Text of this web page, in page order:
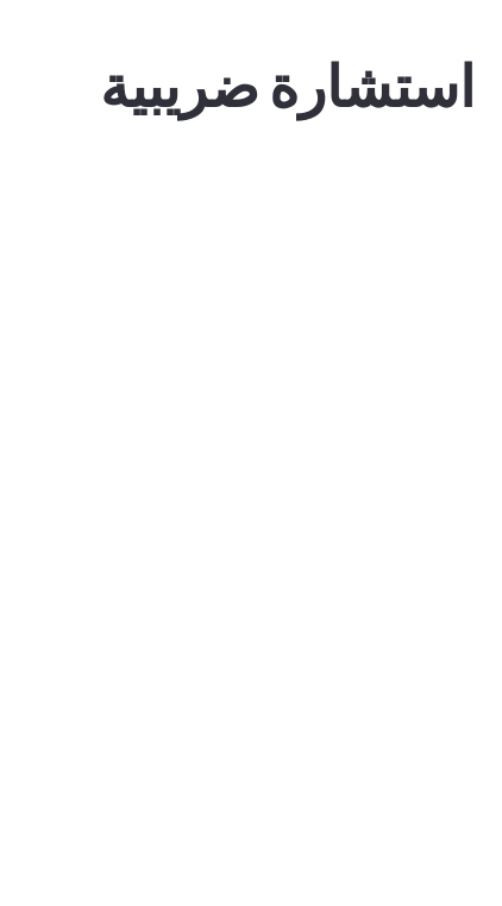
استشارة ضريبية